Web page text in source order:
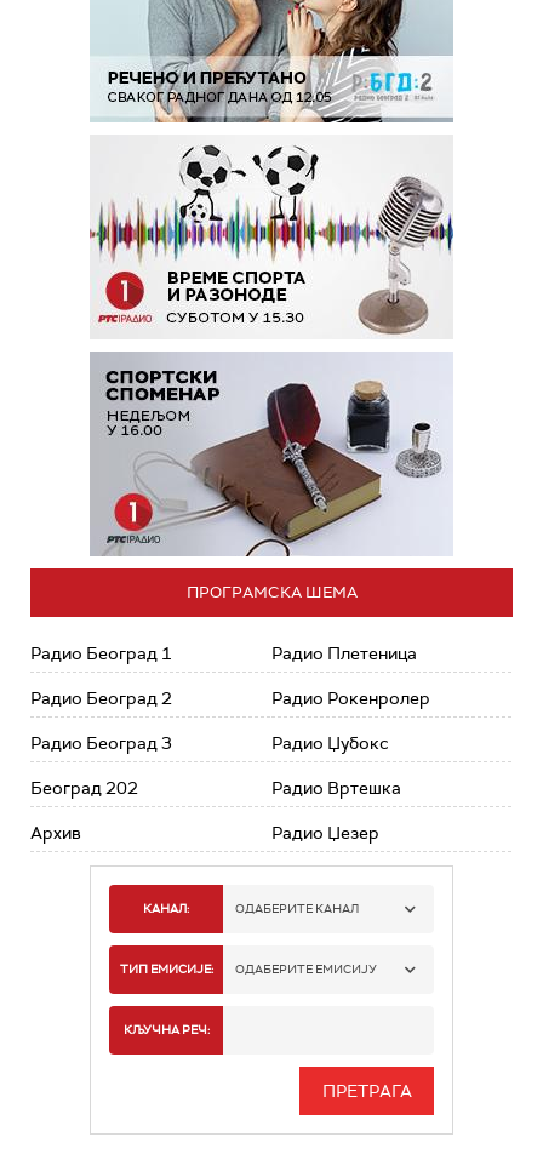
ПРОГРАМСКА ШЕМА
Радио Београд 1
Радио Београд 2
Радио Београд 3
Београд 202
Архив
Радио Плетеница
Радио Рокенролер
Радио Џубокс
Радио Вртешка
Радио Џезер
КАНАЛ: ОДАБЕРИТЕ КАНАЛ
РАДИО БЕОГРАД 1
РАДИО БЕОГРАД 3
ТИП ЕМИСИЈЕ: ОДАБЕРИТЕ ЕМИСИЈУ
ИНФО
КЉУЧНА РЕЧ: